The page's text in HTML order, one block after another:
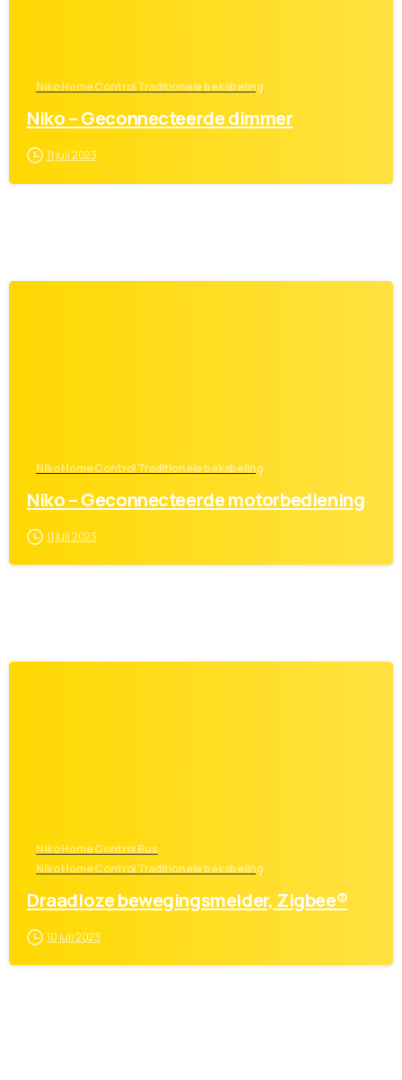
Niko Home Control Traditionele bekabeling
Niko – Geconnecteerde dimmer
11 juli 2023
Niko Home Control Traditionele bekabeling
Niko – Geconnecteerde motorbediening
11 juli 2023
Niko Home Control Bus
Niko Home Control Traditionele bekabeling
Draadloze bewegingsmelder, Zigbee®
10 juli 2023